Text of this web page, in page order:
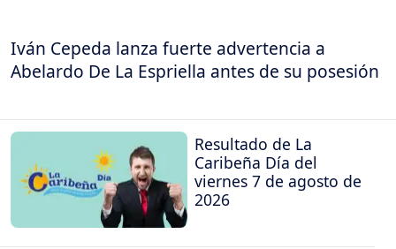
Iván Cepeda lanza fuerte advertencia a
Abelardo De La Espriella antes de su posesión
Resultado de La
Caribeña Día del
viernes 7 de agosto de
2026